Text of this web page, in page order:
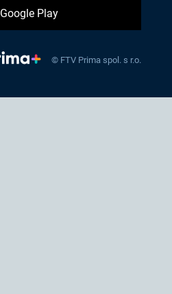
Google Play
© FTV Prima spol. s r.o.